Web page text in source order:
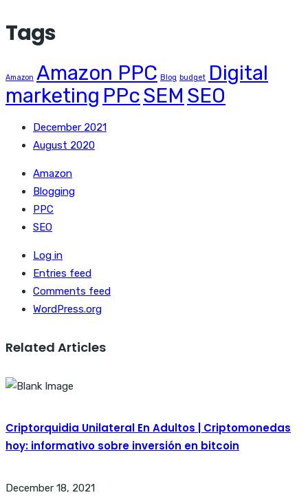
Tags
Amazon Amazon PPC Blog budget Digital
marketing PPcSEM SEO
December 2021
August 2020
Amazon
Blogging
PPC
SEO
Log in
Entries feed
Comments feed
WordPress.org
Related Articles
Criptorquidia Unilateral En Adultos | Criptomonedas
hoy: informativo sobre inversión en bitcoin
December 18, 2021